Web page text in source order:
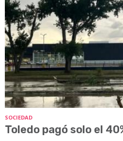
SOCIEDAD
Toledo pagó solo el